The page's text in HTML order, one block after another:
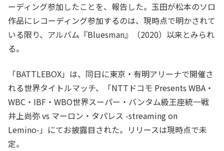
ーディング参加したことを、報告した。玉田が松本のソロ
作品にレコーディング参加するのは、現時点で明かされて
いる限り、アルバム『Bluesman』（2020）以来とみられ
る。
「BATTLEBOX」は、同日に東京・有明アリーナで開催さ
れる世界タイトルマッチ、「NTTドコモ Presents WBA・
WBC・IBF・WBO世界スーパー・バンタム級王座統一戦
井上尚弥 vs マーロン・タパレス -streaming on
Lemino-」にてお披露目された。リリースは現時点で未
定。